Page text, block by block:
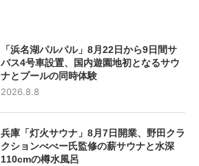
「浜名湖パルパル」8月22日から9日間サ
バス4号車設置、国内遊園地初となるサウ
ナとプールの同時体験
2026.8.8
兵庫「灯火サウナ」8月7日開業、野田クラ
クションべべー氏監修の薪サウナと水深
110cmの樽水風呂